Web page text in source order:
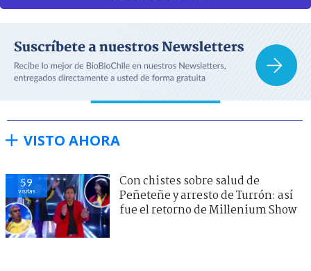
VISTO AHORA
59
visitas
Con chistes sobre salud de
Peñeteñe y arresto de Turrón: así
fue el retorno de Millenium Show